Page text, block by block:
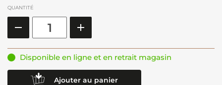
QUANTITÉ
Disponible en ligne et en retrait magasin
Ajouter au panier